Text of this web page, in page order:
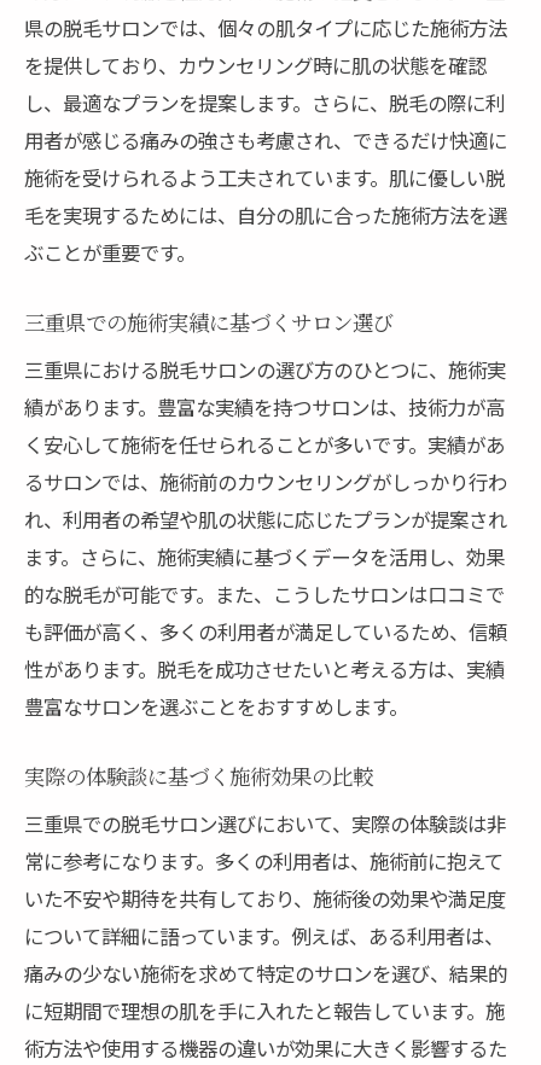
県の脱毛サロンでは、個々の肌タイプに応じた施術方法
を提供しており、カウンセリング時に肌の状態を確認
し、最適なプランを提案します。さらに、脱毛の際に利
用者が感じる痛みの強さも考慮され、できるだけ快適に
施術を受けられるよう工夫されています。肌に優しい脱
毛を実現するためには、自分の肌に合った施術方法を選
ぶことが重要です。
三重県での施術実績に基づくサロン選び
三重県における脱毛サロンの選び方のひとつに、施術実
績があります。豊富な実績を持つサロンは、技術力が高
く安心して施術を任せられることが多いです。実績があ
るサロンでは、施術前のカウンセリングがしっかり行わ
れ、利用者の希望や肌の状態に応じたプランが提案され
ます。さらに、施術実績に基づくデータを活用し、効果
的な脱毛が可能です。また、こうしたサロンは口コミで
も評価が高く、多くの利用者が満足しているため、信頼
性があります。脱毛を成功させたいと考える方は、実績
豊富なサロンを選ぶことをおすすめします。
実際の体験談に基づく施術効果の比較
三重県での脱毛サロン選びにおいて、実際の体験談は非
常に参考になります。多くの利用者は、施術前に抱えて
いた不安や期待を共有しており、施術後の効果や満足度
について詳細に語っています。例えば、ある利用者は、
痛みの少ない施術を求めて特定のサロンを選び、結果的
に短期間で理想の肌を手に入れたと報告しています。施
術方法や使用する機器の違いが効果に大きく影響するた